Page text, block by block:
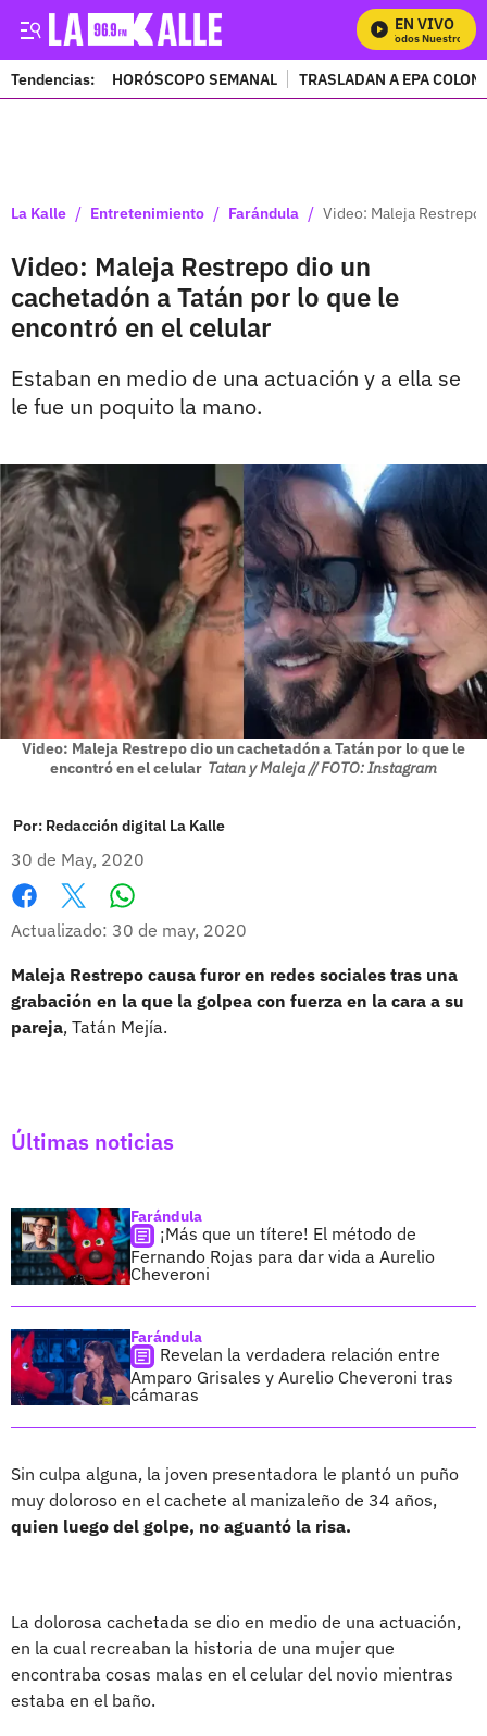
EN VIVO
Mira Todos Nuestros
Tendencias: HORÓSCOPO SEMANAL TRASLADAN A EPA
La Kalle / Entretenimiento / Farándula / Video: Maleja
Video: Maleja Restrepo dio un
cachetadón a Tatán por lo que le
encontró en el celular
Estaban en medio de una actuación y a ella se
le fue un poquito la mano.
Video: Maleja Restrepo dio un cachetadón a Tatán por lo que le
encontró en el celular Tatan y Maleja // FOTO: Instagram
Por: Redacción digital La Kalle
30 de May, 2020
Facebook
X
Actualizado: 30 de may, 2020
Maleja Restrepo causa furor en redes sociales tras una
grabación en la que la golpea con fuerza en la cara a su
pareja, Tatán Mejía.
Últimas noticias
Farándula
¡Más que un títere! El método de
Fernando Rojas para dar vida a Aurelio
Cheveroni
Farándula
Revelan la verdadera relación entre
Amparo Grisales y Aurelio Cheveroni tras
cámaras
Sin culpa alguna, la joven presentadora le plantó un puño
muy doloroso en el cachete al manizaleño de 34 años,
quien luego del golpe, no aguantó la risa.
La dolorosa cachetada se dio en medio de una actuación,
en la cual recreaban la historia de una mujer que
encontraba cosas malas en el celular del novio mientras
estaba en el baño.